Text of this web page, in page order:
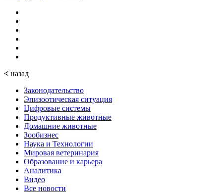
< назад
Законодательство
Эпизоотическая ситуация
Цифровые системы
Продуктивные животные
Домашние животные
Зообизнес
Наука и Технологии
Мировая ветеринария
Образование и карьера
Аналитика
Видео
Все новости